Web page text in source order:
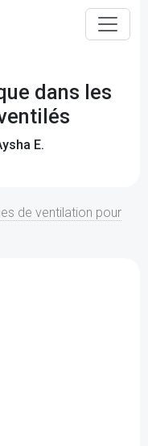
dans les
E.
de ventilation pour